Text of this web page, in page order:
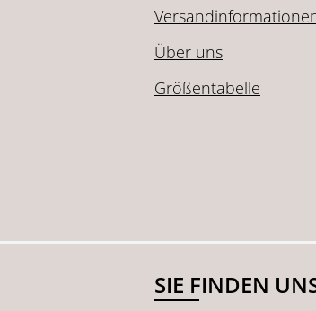
Über uns
Größentabelle
SIE FINDEN